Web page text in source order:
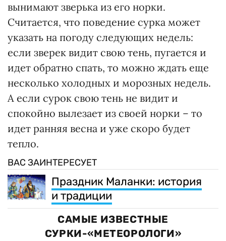
вынимают зверька из его норки.
Считается, что поведение сурка может
указать на погоду следующих недель:
если зверек видит свою тень, пугается и
идет обратно спать, то можно ждать еще
несколько холодных и морозных недель.
А если сурок свою тень не видит и
спокойно вылезает из своей норки – то
идет ранняя весна и уже скоро будет
тепло.
ВАС ЗАИНТЕРЕСУЕТ
Праздник Маланки: история
и традиции
САМЫЕ ИЗВЕСТНЫЕ
СУРКИ-«МЕТЕОРОЛОГИ»